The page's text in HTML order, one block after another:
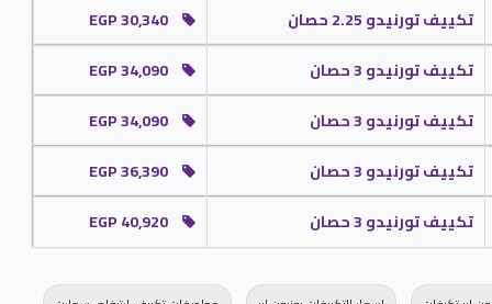
جهاز مميز ومختلف في الأسواق .
تكييف تورنيدو 2.25 حصان
تكييف تورنيدو 3 حصان
تكييف تورنيدو 3 حصان
تكييف تورنيدو 3 حصان
تكييف تورنيدو 3 حصان